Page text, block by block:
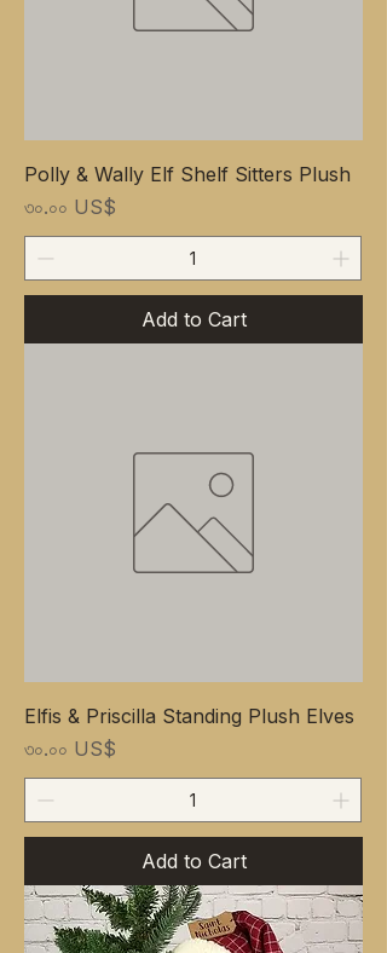
Polly & Wally Elf Shelf Sitters Plush
Price
৩০.০০ US$
Add to Cart
Elfis & Priscilla Standing Plush Elves
Price
৩০.০০ US$
Add to Cart